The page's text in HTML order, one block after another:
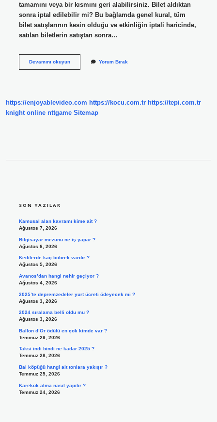
tamamını veya bir kısmını geri alabilirsiniz. Bilet aldıktan
sonra iptal edilebilir mi? Bu bağlamda genel kural, tüm
bilet satışlarının kesin olduğu ve etkinliğin iptali haricinde,
satılan biletlerin satıştan sonra…
Devamını okuyunOtobüs
Edilir
Yorum Bırak
https://enjoyablevideo.com https://kocu.com.tr https://tepi.com.tr
knight online nttgame Sitemap
SON YAZILAR
Kamusal alan kavramı kime ait ?
Ağustos 7, 2026
Bilgisayar mezunu ne iş yapar ?
Ağustos 6, 2026
Kedilerde kaç böbrek vardır ?
Ağustos 5, 2026
Avanos’dan hangi nehir geçiyor ?
Ağustos 4, 2026
2025’te depremzedeler yurt ücreti ödeyecek mi ?
Ağustos 3, 2026
2024 sıralama belli oldu mu ?
Ağustos 3, 2026
Ballon d’Or ödülü en çok kimde var ?
Temmuz 29, 2026
Taksi indi bindi ne kadar 2025 ?
Temmuz 28, 2026
Bal köpüğü hangi alt tonlara yakışır ?
Temmuz 25, 2026
Karekök alma nasıl yapılır ?
Temmuz 24, 2026